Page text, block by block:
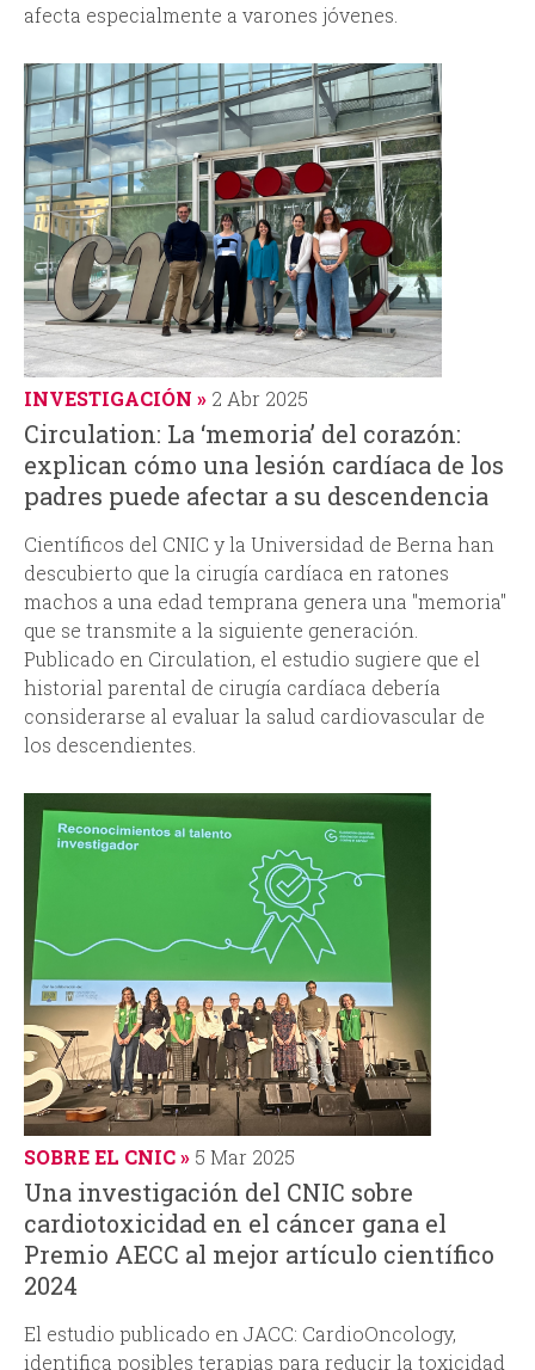
afecta especialmente a varones jóvenes.
INVESTIGACIÓN 2 Abr 2025
Circulation: La ‘memoria’ del corazón:
explican cómo una lesión cardíaca de los
padres puede afectar a su descendencia
Científicos del CNIC y la Universidad de Berna han
descubierto que la cirugía cardíaca en ratones
machos a una edad temprana genera una "memoria"
que se transmite a la siguiente generación.
Publicado en Circulation, el estudio sugiere que el
historial parental de cirugía cardíaca debería
considerarse al evaluar la salud cardiovascular de
los descendientes.
SOBRE EL CNIC 5 Mar 2025
Una investigación del CNIC sobre
cardiotoxicidad en el cáncer gana el
Premio AECC al mejor artículo científico
2024
El estudio publicado en JACC: CardioOncology,
identifica posibles terapias para reducir la toxicidad